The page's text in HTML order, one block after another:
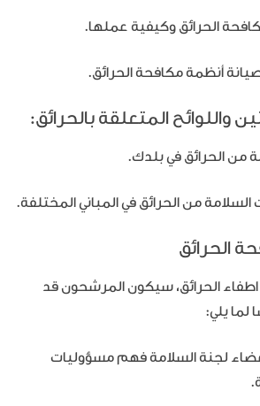
الحرائق وكيفية عملها.
أنظمة مكافحة الحرائق.
واللوائح المتعلقة بالحرائق:
من الحرائق في بلدك.
من الحرائق في المباني المختلفة.
الحرائق
الحرائق، سيكون المرشحون قد
لما يلي:
لجنة السلامة فهم مسؤوليات